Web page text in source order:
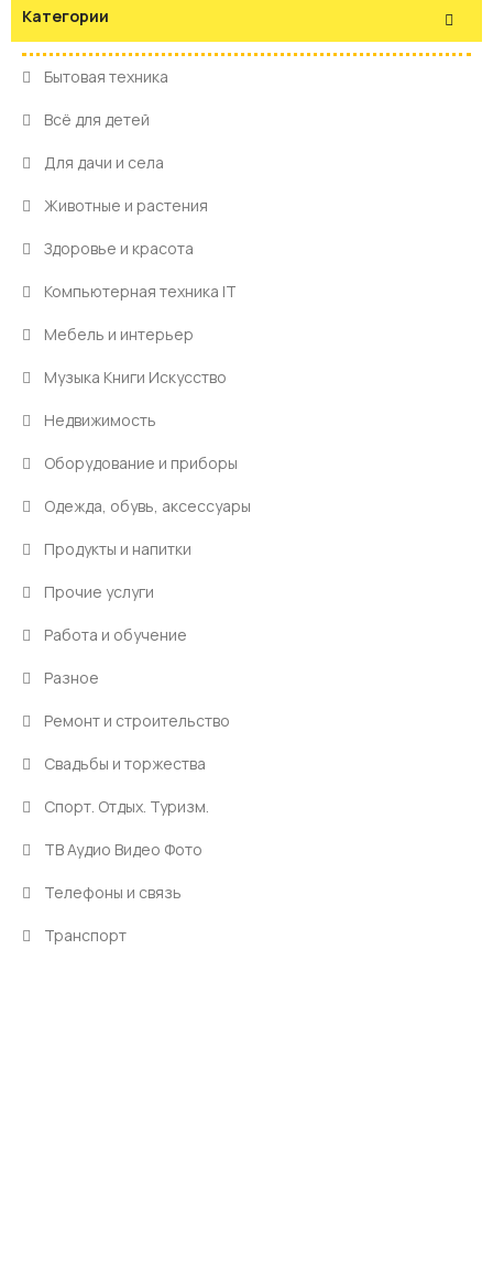
Категории
Бытовая техника
Всё для детей
Для дачи и села
Животные и растения
Здоровье и красота
Компьютерная техника IT
Мебель и интерьер
Музыка Книги Искусство
Недвижимость
Оборудование и приборы
Одежда, обувь, аксессуары
Продукты и напитки
Прочие услуги
Работа и обучение
Разное
Ремонт и строительство
Свадьбы и торжества
Спорт. Отдых. Туризм.
ТВ Аудио Видео Фото
Телефоны и связь
Транспорт